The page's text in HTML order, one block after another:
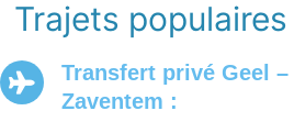
Trajets
Transfert privé Geel
Zaventem :